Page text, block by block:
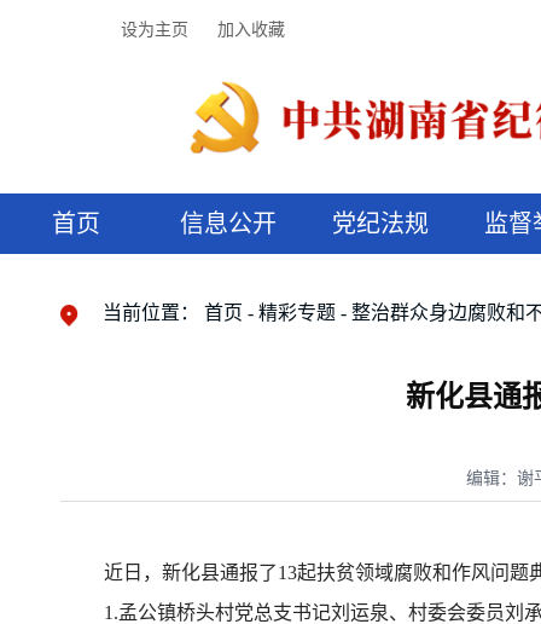
设为主页 加入收藏
首页 信息公开 党纪法规 监督
当前位置： 首页 精彩专题 整治群众身边腐败和
新化县通
编辑：谢
近日，新化县通报了13起扶贫领域腐败和作风问题
1.孟公镇桥头村党总支书记刘运泉、村委会委员刘